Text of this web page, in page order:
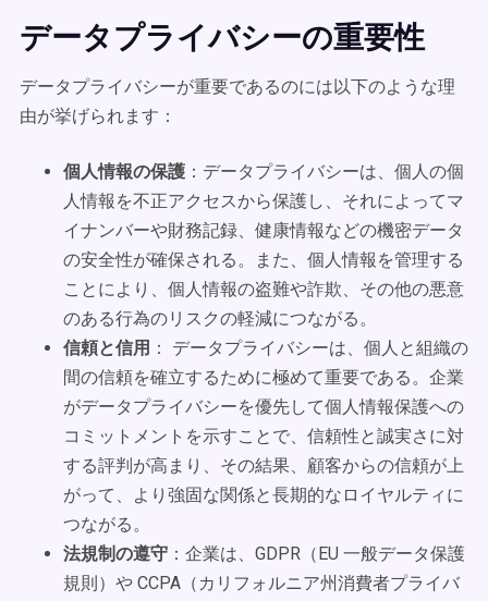
データプライバシーの重要性
データプライバシーが重要であるのには以下のような理
由が挙げられます：
個人情報の保護 ：データプライバシーは、個人の個
人情報を不正アクセスから保護し、それによってマ
イナンバーや財務記録、健康情報などの機密データ
の安全性が確保される。また、個人情報を管理する
ことにより、個人情報の盗難や詐欺、その他の悪意
のある行為のリスクの軽減につながる。
信頼と信用 ： データプライバシーは、個人と組織の
間の信頼を確立するために極めて重要である。企業
がデータプライバシーを優先して個人情報保護への
コミットメントを示すことで、信頼性と誠実さに対
する評判が高まり、その結果、顧客からの信頼が上
がって、より強固な関係と長期的なロイヤルティに
つながる。
法規制の遵守 ：企業は、GDPR（EU 一般データ保護
規則）や CCPA（カリフォルニア州消費者プライバ